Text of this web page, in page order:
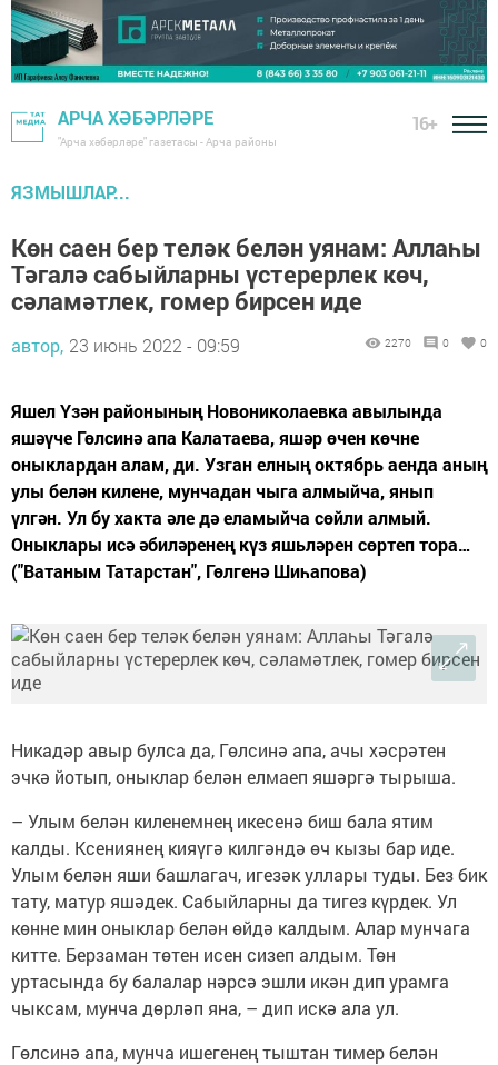
АРЧА ХӘБӘРЛӘРЕ
"Арча хәбәрләре" газетасы - Арча районы
16+
ЯЗМЫШЛАР...
Көн саен бер теләк белән уянам: Аллаһы
Тәгалә сабыйларны үстерерлек көч,
сәламәтлек, гомер бирсен иде
автор, 23 июнь 2022 - 09:59 2270 0 0
Яшел Үзән районының Новониколаевка авылында
яшәүче Гөлсинә апа Калатаева, яшәр өчен көчне
оныклардан алам, ди. Узган елның октябрь аенда аның
улы белән килене, мунчадан чыга алмыйча, янып
үлгән. Ул бу хакта әле дә еламыйча сөйли алмый.
Оныклары исә әбиләренең күз яшьләрен сөртеп тора…
("Ватаным Татарстан", Гөлгенә Шиһапова)
Никадәр авыр булса да, Гөлсинә апа, ачы хәсрәтен
эчкә йотып, оныклар белән елмаеп яшәргә тырыша.
– Улым белән киленемнең икесенә биш бала ятим
калды. Ксениянең кияүгә килгәндә өч кызы бар иде.
Улым белән яши башлагач, игезәк уллары туды. Без бик
тату, матур яшәдек. Сабыйларны да тигез күрдек. Ул
көнне мин оныклар белән өйдә калдым. Алар мунчага
китте. Берзаман төтен исен сизеп алдым. Төн
уртасында бу балалар нәрсә эшли икән дип урамга
чыксам, мунча дөрләп яна, – дип искә ала ул.
Гөлсинә апа, мунча ишегенең тыштан тимер белән